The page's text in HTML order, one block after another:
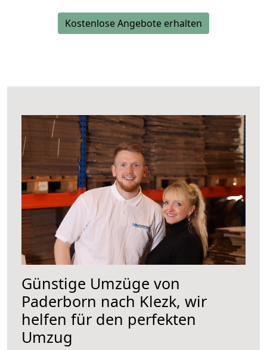
Kostenlose Angebote erhalten
Günstige Umzüge von
Paderborn nach Klezk, wir
helfen für den perfekten
Umzug